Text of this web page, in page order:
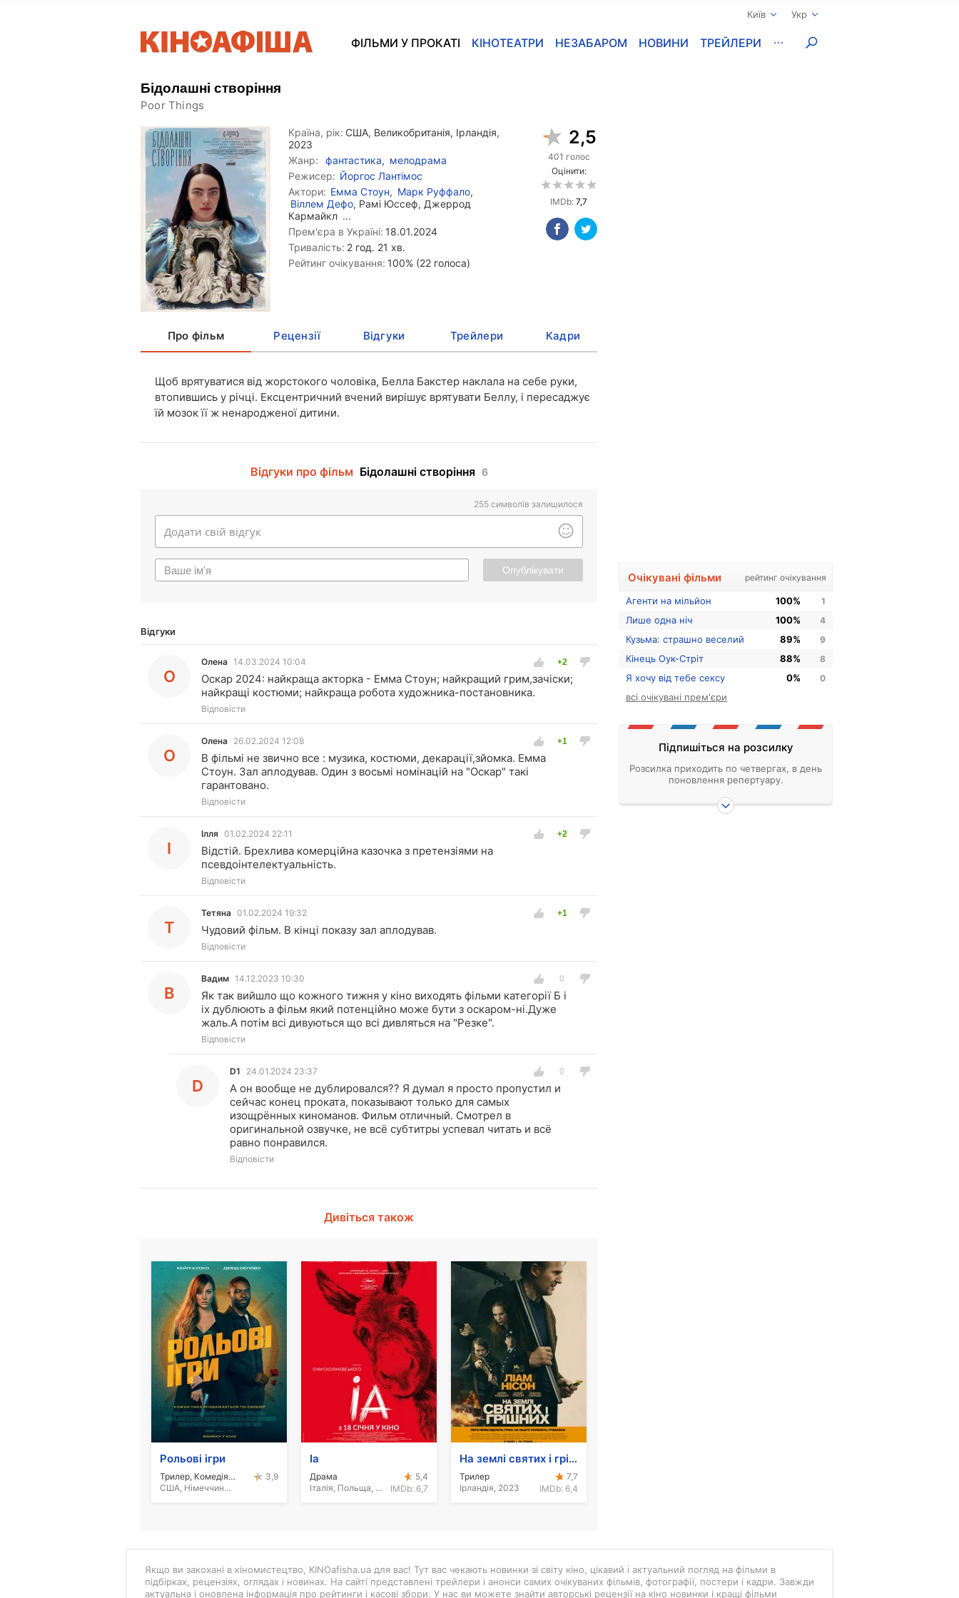
Київ Укр
ФІЛЬМИ У ПРОКАТІ КІНОТЕАТРИ НЕЗАБАРОМ НОВИНИ ТРЕЙЛЕРИ
Бідолашні створіння
Poor Things
Країна, рік: США, Великобританія, Ірландія,
2023
Жанр:
фантастика, мелодрама
Режисер: Йоргос Лантімос
Актори: Емма Стоун, Марк Руффало,
Віллем Дефо, Рамі Юссеф, Джеррод
Кармайкл ...
Прем'єра в Україні: 18.01.2024
Тривалість: 2 год. 21 хв.
Рейтинг очікування: 100% (22 голоса)
2,5
401 голос
Оцінити:
IMDb: 7,7
Про фільм Рецензії Відгуки Трейлери Кадри
Щоб врятуватися від жорстокого чоловіка, Белла Бакстер наклала на себе руки,
втопившись у річці. Ексцентричний вчений вирішує врятувати Беллу, і пересаджує
їй мозок її ж ненародженої дитини.
Відгуки про фільм Бідолашні створіння 6
255 символів залишилося
Опублікувати
Відгуки
О
Олена 14.03.2024 10:04
Оскар 2024: найкраща акторка - Емма Стоун; найкращий грим,зачіски;
найкращі костюми; найкраща робота художника-постановника.
Відповісти
О
Олена 26.02.2024 12:08
В фільмі не звично все : музика, костюми, декарації,зйомка. Емма
Стоун. Зал аплодував. Один з восьмі номінацій на "Оскар" такі
гарантовано.
Відповісти
І
Ілля 01.02.2024 22:11
Відстій. Брехлива комерційна казочка з претензіями на
псевдоінтелектуальність.
Відповісти
Т
Тетяна 01.02.2024 19:32
Чудовий фільм. В кінці показу зал аплодував.
Відповісти
В
Вадим 14.12.2023 10:30
Як так вийшло що кожного тижня у кіно виходять фільми категорії Б і
іх дублюють а фільм який потенційно може бути з оскаром-ні.Дуже
жаль.А потім всі дивуються що всі дивляться на "Резке".
Відповісти
D
D1 24.01.2024 23:37
А он вообще не дублировался?? Я думал я просто пропустил и
сейчас конец проката, показывают только для самых
изощрённых киноманов. Фильм отличный. Смотрел в
оригинальной озвучке, не всё субтитры успевал читать и всё
равно понравился.
Відповісти
Дивіться також
Рольові ігри
Трилер, Комедія, Екшн
США, Німеччина, Франція, 2023
3,9
Іа
Драма
Італія, Польща, 2022
5,4
IMDb: 6,7
На землі святих і грішних
Трилер
Ірландія, 2023
7,7
IMDb: 6,4
Очікувані фільми рейтинг очікування
Агенти на мільйон 100% 1
Лише одна ніч 100% 4
Кузьма: страшно веселий 89% 9
Кінець Оук-Стріт 88% 8
Я хочу від тебе сексу 0% 0
всі очікувані прем'єри
Підпишіться на розсилку
Розсилка приходить по четвергах, в день
поновлення репертуару.
Якщо ви закохані в кіномистецтво, KINOafisha.ua для вас! Тут вас чекають новинки зі світу кіно, цікавий і актуальний погляд на фільми в
підбірках, рецензіях, оглядах і новинах. На сайті представлені трейлери і анонси самих очікуваних фільмів, фотографії, постери і кадри. Завжди
актуальна і оновлена інформація про рейтинги і касові збори. У нас ви можете знайти авторські рецензії на кіно новинки і кращі фільми